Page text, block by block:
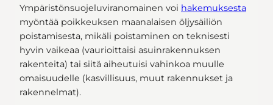
Ympäristönsuojeluviranomainen voi hakemuksesta
myöntää poikkeuksen maanalaisen öljysäiliön
poistamisesta, mikäli poistaminen on teknisesti
hyvin vaikeaa (vaurioittaisi asuinrakennuksen
rakenteita) tai siitä aiheutuisi vahinkoa muulle
omaisuudelle (kasvillisuus, muut rakennukset ja
rakennelmat).